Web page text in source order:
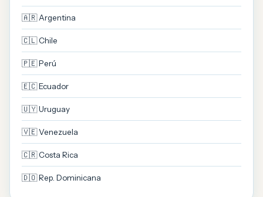
🇦🇷 Argentina
🇨🇱 Chile
🇵🇪 Perú
🇪🇨 Ecuador
🇺🇾 Uruguay
🇻🇪 Venezuela
🇨🇷 Costa Rica
🇩🇴 Rep. Dominicana